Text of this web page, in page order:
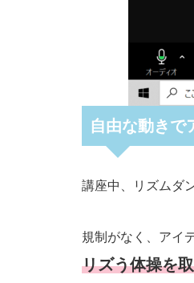
自由な動きで
講座中、リズムダ
規制がなく、アイ
リズう体操を